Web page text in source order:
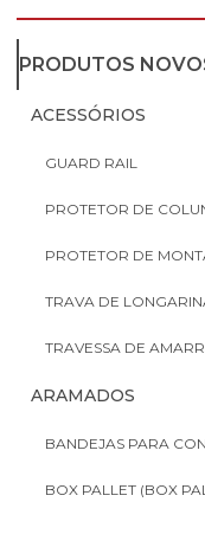
PRODUTOS
ACESSÓRIOS
GUARD RAIL
PROTETOR DE
PROTETOR DE
TRAVA DE
TRAVESSA DE
ARAMADOS
BANDEJAS PARA
BOX PALLET (BOX